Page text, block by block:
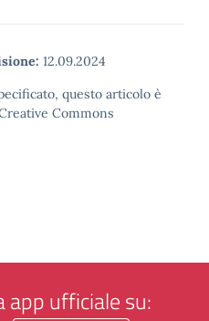
12.09.2024
questo articolo è
Commons
app ufficiale su: